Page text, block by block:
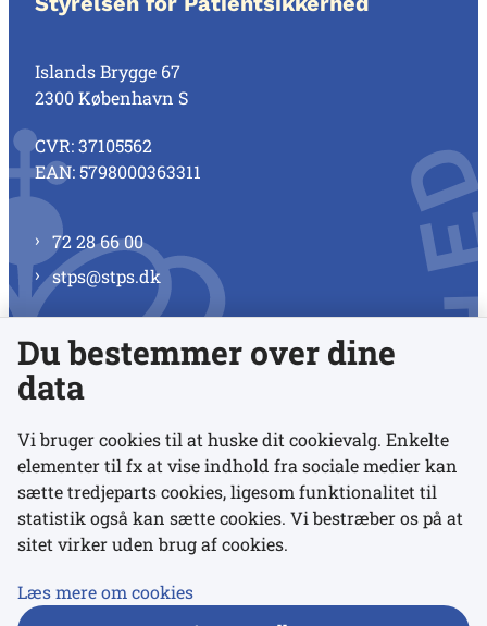
Islands Brygge 67
2300 København S
CVR: 37105562
EAN: 5798000363311
72 28 66 00
stps@stps.dk
Se alle kontaktnumre
Links
Udgivelser
Du bestemmer over dine
data
Vi bruger cookies til at huske dit cookievalg. Enkelte
elementer til fx at vise indhold fra sociale medier kan
sætte tredjeparts cookies, ligesom funktionalitet til
statistik også kan sætte cookies. Vi bestræber os på at
sitet virker uden brug af cookies.
Læs mere om cookies